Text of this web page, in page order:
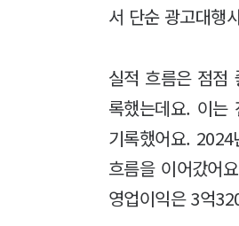
서 단순 광고대행
실적 흐름은 점점
록했는데요. 이
기록했어요.
흐름을 이어갔어
영업이익은 3억